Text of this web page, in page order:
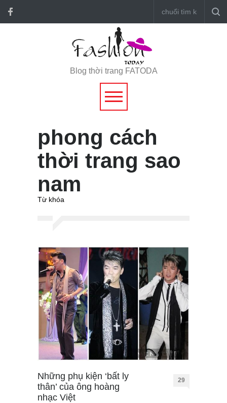
Blog thời trang FATODA
phong cách
thời trang sao
nam
Từ khóa
Những phụ kiện ‘bất ly
thân’ của ông hoàng
nhạc Việt
29